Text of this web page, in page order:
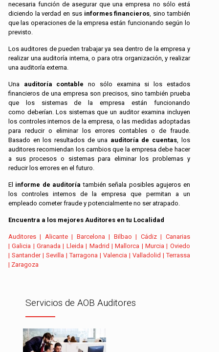
necesaria función de asegurar que una empresa no sólo está
diciendo la verdad en sus informes financieros, sino también
que las operaciones de la empresa están funcionando según lo
previsto.
Los auditores de pueden trabajar ya sea dentro de la empresa y
realizar una auditoría interna, o para otra organización, y realizar
una auditoría externa.
Una auditoría contableno sólo examina si los estados
financieros de una empresa son precisos, sino también prueba
que los sistemas de la empresa están funcionando
como deberían. Los sistemas que un auditor examina incluyen
los controles internos de la empresa, o las medidas adoptadas
para reducir o eliminar los errores contables o de fraude.
Basado en los resultados de una auditoría de cuentas, los
auditores recomiendan los cambios que la empresa debe hacer
a sus procesos o sistemas para eliminar los problemas y
reducir los errores en el futuro.
El informe de auditoríatambién señala posibles agujeros en
los controles internos de la empresa que permitan a un
empleado cometer fraude y potencialmente no ser atrapado.
Encuentra a los mejores Auditores en tu Localidad
Auditores | Alicante| Barcelona | Bilbao | Cádiz| Canarias
|Galicia |Granada | Lleida | Madrid |Mallorca |Murcia | Oviedo
| Santander| Sevilla |Tarragona | Valencia | Valladolid |Terrassa
| Zaragoza
Servicios de AOB Auditores